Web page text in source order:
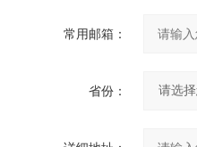
常用邮箱：
省份：